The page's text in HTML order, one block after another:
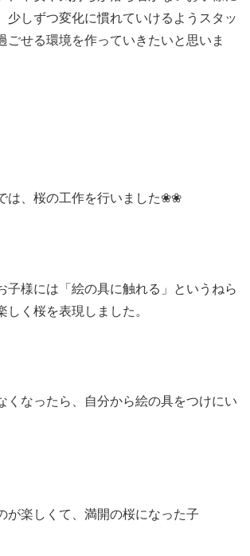
少しずつ変化に慣れていけるようスタッ
ごせる環境を作っていきたいと思いま
は、桜の工作を行いました❀❀
子様には「絵の具に触れる」というねら
しく桜を表現しました。
くなったら、自分から絵の具をつけにい
が楽しくて、満開の桜になった子